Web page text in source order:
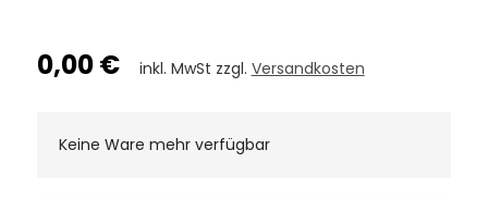
0,00 € inkl. MwSt zzgl. Versandkosten
Keine Ware mehr verfügbar